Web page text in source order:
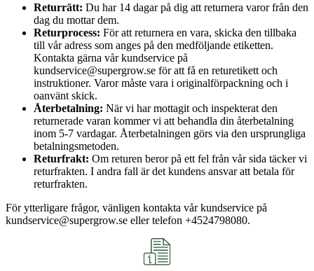
Returrätt: Du har 14 dagar på dig att returnera varor från den
dag du mottar dem.
Returprocess: För att returnera en vara, skicka den tillbaka
till vår adress som anges på den medföljande etiketten.
Kontakta gärna vår kundservice på
kundservice@supergrow.se för att få en returetikett och
instruktioner. Varor måste vara i originalförpackning och i
oanvänt skick.
Återbetalning: När vi har mottagit och inspekterat den
returnerade varan kommer vi att behandla din återbetalning
inom 5-7 vardagar. Återbetalningen görs via den ursprungliga
betalningsmetoden.
Returfrakt: Om returen beror på ett fel från vår sida täcker vi
returfrakten. I andra fall är det kundens ansvar att betala för
returfrakten.
För ytterligare frågor, vänligen kontakta vår kundservice på
kundservice@supergrow.se eller telefon +4524798080.